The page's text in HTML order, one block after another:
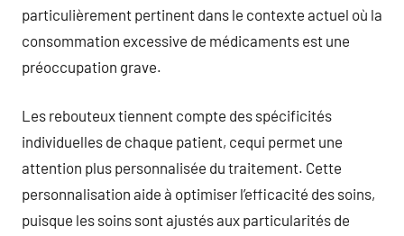
particulièrement pertinent dans le contexte actuel où la
consommation excessive de médicaments est une
préoccupation grave.
Les rebouteux tiennent compte des spécificités
individuelles de chaque patient, cequi permet une
attention plus personnalisée du traitement. Cette
personnalisation aide à optimiser l’efficacité des soins,
puisque les soins sont ajustés aux particularités de